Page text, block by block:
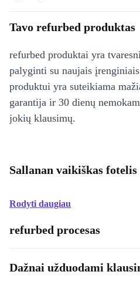
Tavo refurbed produktas
refurbed produktai yra
palyginti su naujais
produktui yra suteikiama
garantija ir 30 dienų
jokių klausimų.
Sallanan vaikiškas
Rodyti daugiau
refurbed procesas
Dažnai užduodami